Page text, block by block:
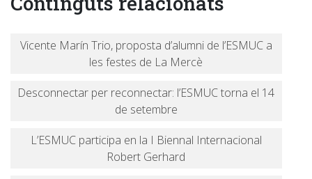
Vicente Marín Trio, proposta d’alumni de l’ESMUC a
les festes de La Mercè
Desconnectar per reconnectar: l’ESMUC torna el 14
de setembre
L’ESMUC participa en la I Biennal Internacional
Robert Gerhard